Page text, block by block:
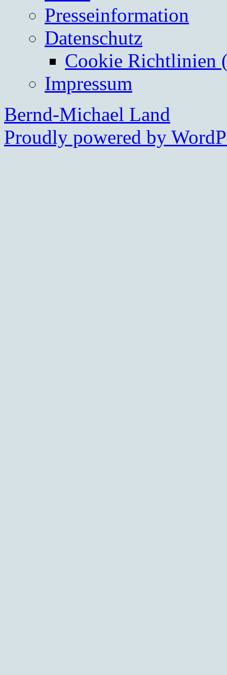
Presseinformation
Datenschutz
Cookie Richtlinien
Impressum
Bernd-Michael Land
Proudly powered by